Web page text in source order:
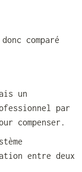
comparé
un
par
compenser.
entre deux